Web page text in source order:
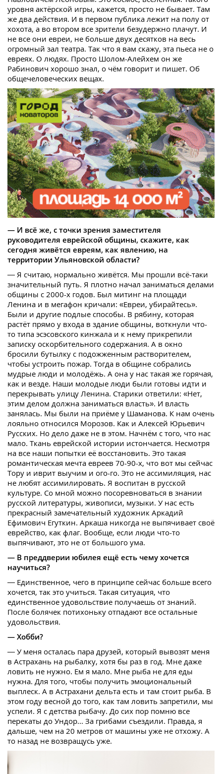
уровня актёрской игры, кажется, просто не бывает. Там
же два действия. И в первом публика лежит на полу от
хохота, а во втором все зрители безудержно плачут. И
не все они евреи, не больше двух десятков на весь
огромный зал театра. Так что я вам скажу, эта пьеса не о
евреях. О людях. Просто Шолом-Алейхем он же
Рабинович хорошо знал, о чём говорит и пишет. Об
общечеловеческих вещах.
— И всё же, с точки зрения заместителя
руководителя еврейской общины, скажите, как
сегодня живётся евреям, как явлению, на
территории Ульяновской области?
— Я считаю, нормально живётся. Мы прошли всё-таки
значительный путь. Я плотно начал заниматься делами
общины с 2000-х годов. Был митинг на площади
Ленина и в мегафон кричали: «Евреи, убирайтесь».
Были и другие подлые способы. В рябину, которая
растёт прямо у входа в здание общины, воткнули что-
то типа эсэсовского кинжала и к нему прикрепили
записку оскорбительного содержания. А в окно
бросили бутылку с подожженным растворителем,
чтобы устроить пожар. Тогда в общине собрались
мудрые люди и молодёжь. А она у нас такая же горячая,
как и везде. Наши молодые люди были готовы идти и
перекрывать улицу Ленина. Старики ответили: «Нет,
этим делом должна заниматься власть». И власть
занялась. Мы были на приёме у Шаманова. К нам очень
лояльно относился Морозов. Как и Алексей Юрьевич
Русских. Но дело даже не в этом. Начнём с того, что нас
мало. Ткань еврейской истории истончается. Несмотря
на все наши попытки её восстановить. Это такая
романтическая мечта евреев 70-90-х, что вот мы сейчас
Тору и иврит выучим и ого-го. Это не ассимиляция, нас
не любят ассимилировать. Я воспитан в русской
культуре. Со мной можно посоревноваться в знании
русской литературы, живописи, музыки. У нас есть
прекрасный замечательный художник Аркадий
Ефимович Егуткин. Аркаша никогда не выпячивает своё
еврейство, как флаг. Вообще, если люди что-то
выпячивают, это не от большого ума.
— В преддверии юбилея ещё есть чему хочется
научиться?
— Единственное, чего в принципе сейчас больше всего
хочется, так это учиться. Такая ситуация, что
единственное удовольствие получаешь от знаний.
После болячек потихоньку отпадают все остальные
удовольствия.
— Хобби?
— У меня осталась пара друзей, который вывозят меня
в Астрахань на рыбалку, хотя бы раз в год. Мне даже
ловить не нужно. Ем я мало. Мне рыба не для еды
нужна. Для того, чтобы получить эмоциональный
выплеск. А в Астрахани дельта есть и там стоит рыба. В
этом году весной до того, как там ловить запретили, мы
успели. Я с детства рыбачу. До сих пор помню все
перекаты до Ундор... За грибами съездили. Правда, я
дальше, чем на 20 метров от машины уже не отхожу. А
то назад не возвращусь уже.